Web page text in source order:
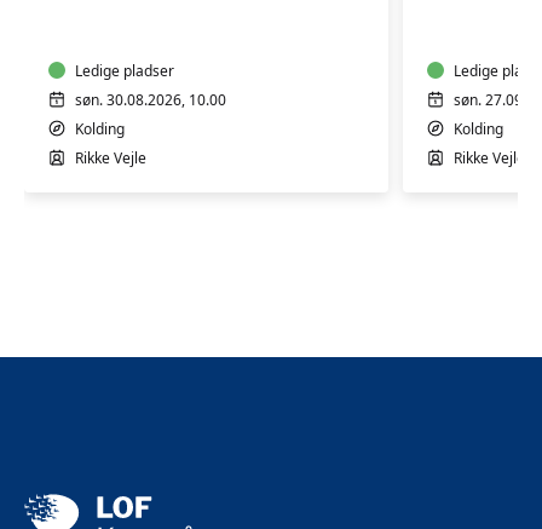
i
papir
-
Workshop
Ledige pladser
søn. 30.08.2026, 10.00
Kolding
Rikke Vejle
i
papir
Ledige
søn.
Kolding
Rikke Vejle